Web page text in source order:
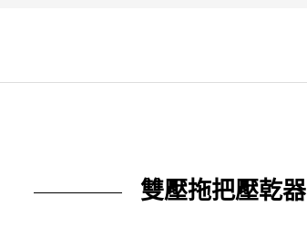
雙壓拖把壓乾器